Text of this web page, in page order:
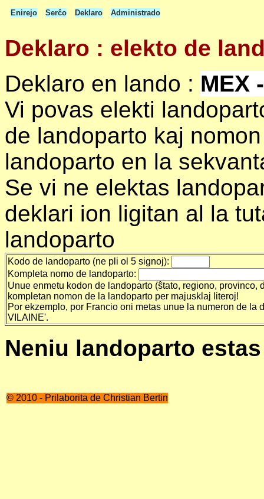
Enirejo Serĉo Deklaro Administrado
Deklaro : elekto de
Deklaro en lando : MEX
Vi povas elekti
de landoparto kaj
landoparto en la
Se vi ne elektas
deklari ion ligitan al la
landoparto
Kodo de landoparto (ne pli ol 5 signoj):
Kompleta nomo de landoparto:
Unue enmetu kodon de landoparto (ŝtato, regiono,
kompletan nomon de la landoparto per majusklaj literoj!
Por ekzemplo, por Francio oni metas unue la numeron de
VILAINE'.
Neniu landoparto
© 2010 - Prilaborita de Christian Bertin